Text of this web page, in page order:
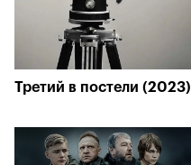
Третий в постели (2023)